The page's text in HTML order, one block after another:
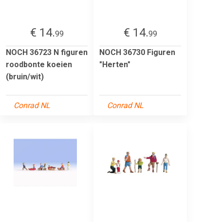
€ 14.99
NOCH 36723 N figuren
roodbonte koeien
(bruin/wit)
Conrad NL
€ 14.99
NOCH 36730 Figuren
"Herten"
Conrad NL